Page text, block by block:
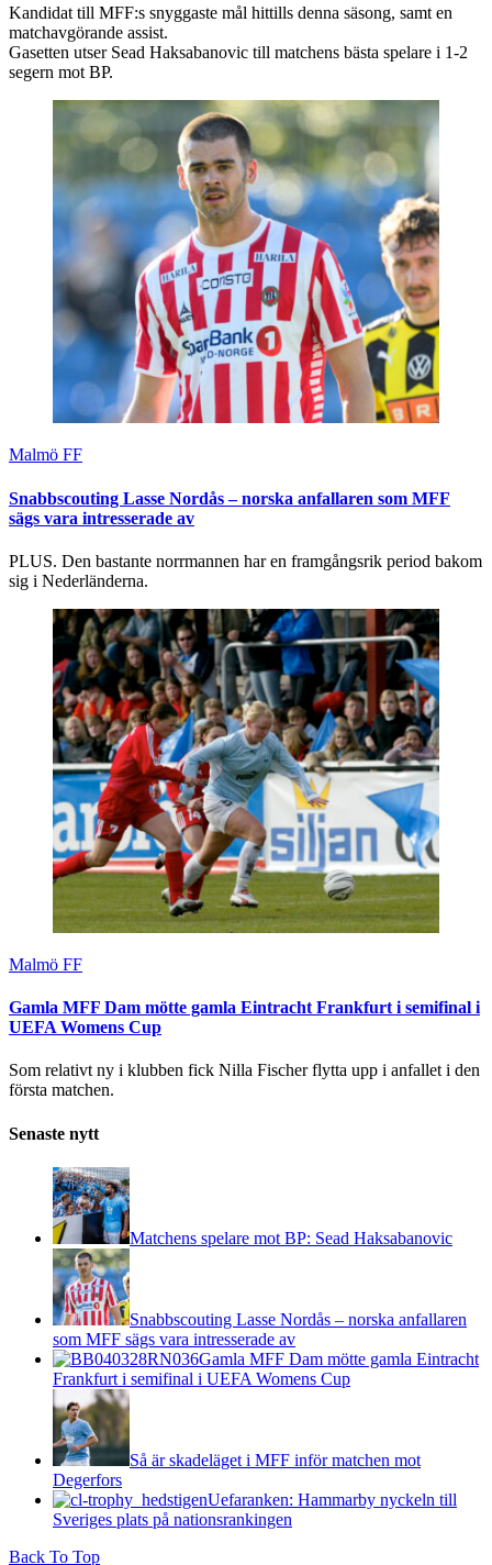
Kandidat till MFF:s snyggaste mål hittills denna säsong, samt en
matchavgörande assist.
Gasetten utser Sead Haksabanovic till matchens bästa spelare i 1-2
segern mot BP.
Malmö FF
Snabbscouting Lasse Nordås – norska anfallaren som MFF
sägs vara intresserade av
PLUS. Den bastante norrmannen har en framgångsrik period bakom
sig i Nederländerna.
Malmö FF
Gamla MFF Dam mötte gamla Eintracht Frankfurt i semifinal i
UEFA Womens Cup
Som relativt ny i klubben fick Nilla Fischer flytta upp i anfallet i den
första matchen.
Senaste nytt
Matchens spelare mot BP: Sead Haksabanovic
Snabbscouting Lasse Nordås – norska anfallaren
som MFF sägs vara intresserade av
Gamla MFF Dam mötte gamla Eintracht
Frankfurt i semifinal i UEFA Womens Cup
Så är skadeläget i MFF inför matchen mot
Degerfors
Uefaranken: Hammarby nyckeln till
Sveriges plats på nationsrankingen
Back To Top